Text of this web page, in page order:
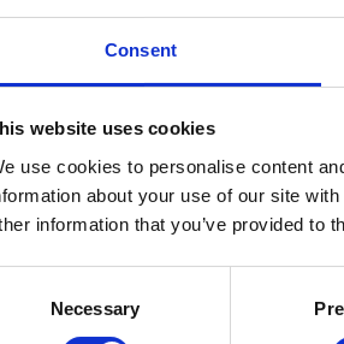
Consent
website uses cookies
use cookies to personalise content
about your use of our site
information that you’ve provided to
Necessary